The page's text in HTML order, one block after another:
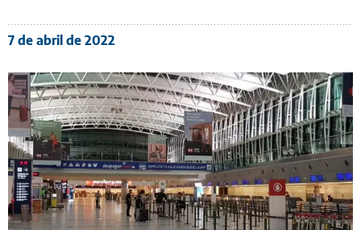
7 de abril de 2022